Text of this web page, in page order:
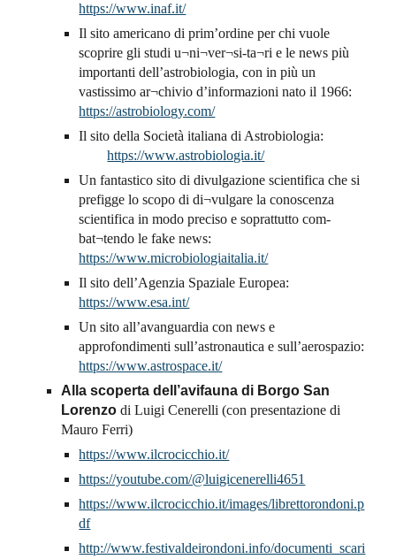
https://www.inaf.it/
Il sito americano di prim’ordine per chi vuole
scoprire gli studi u¬ni¬ver¬si-ta¬ri e le news più
importanti dell’astrobiologia, con in più un
vastissimo ar¬chivio d’informazioni nato il 1966:
https://astrobiology.com/
Il sito della Società italiana di Astrobiologia:
https://www.astrobiologia.it/
Un fantastico sito di divulgazione scientifica che si
prefigge lo scopo di di¬vulgare la conoscenza
scientifica in modo preciso e soprattutto com-
bat¬tendo le fake news:
https://www.microbiologiaitalia.it/
Il sito dell’Agenzia Spaziale Europea:
https://www.esa.int/
Un sito all’avanguardia con news e
approfondimenti sull’astronautica e sull’aerospazio:
https://www.astrospace.it/
Alla scoperta dell’avifauna di Borgo San
Lorenzo di Luigi Cenerelli (con presentazione di
Mauro Ferri)
https://www.ilcrocicchio.it/
https://youtube.com/@luigicenerelli4651
https://www.ilcrocicchio.it/images/librettorondoni.p
df
http://www.festivaldeirondoni.info/documenti_scari